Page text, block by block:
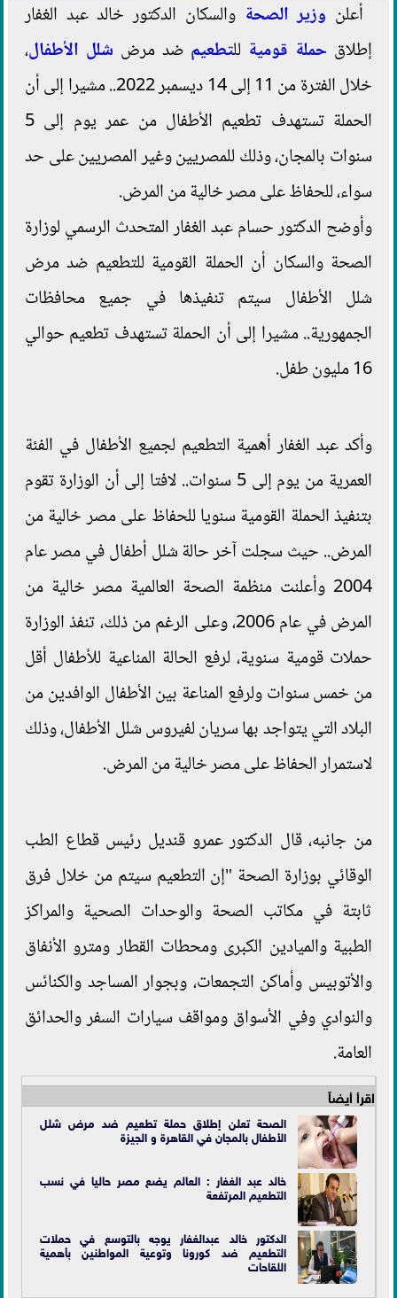
أعلن وزير الصحة والسكان الدكتور خالد عبد الغفار
إطلاق حملة قومية للتطعيم ضد مرض شلل الأطفال،
خلال الفترة من 11 إلى 14 ديسمبر 2022.. مشيرا إلى أن
الحملة تستهدف تطعيم الأطفال من عمر يوم إلى 5
سنوات بالمجان، وذلك للمصريين وغير المصريين على حد
سواء، للحفاظ على مصر خالية من المرض.
وأوضح الدكتور حسام عبد الغفار المتحدث الرسمي لوزارة
الصحة والسكان أن الحملة القومية للتطعيم ضد مرض
شلل الأطفال سيتم تنفيذها في جميع محافظات
الجمهورية.. مشيرا إلى أن الحملة تستهدف تطعيم حوالي
16 مليون طفل.
وأكد عبد الغفار أهمية التطعيم لجميع الأطفال في الفئة
العمرية من يوم إلى 5 سنوات.. لافتا إلى أن الوزارة تقوم
بتنفيذ الحملة القومية سنويا للحفاظ على مصر خالية من
المرض.. حيث سجلت آخر حالة شلل أطفال في مصر عام
2004 وأعلنت منظمة الصحة العالمية مصر خالية من
المرض في عام 2006، وعلى الرغم من ذلك، تنفذ الوزارة
حملات قومية سنوية، لرفع الحالة المناعية للأطفال أقل
من خمس سنوات ولرفع المناعة بين الأطفال الوافدين من
البلاد التي يتواجد بها سريان لفيروس شلل الأطفال، وذلك
لاستمرار الحفاظ على مصر خالية من المرض.
من جانبه، قال الدكتور عمرو قنديل رئيس قطاع الطب
الوقائي بوزارة الصحة "إن التطعيم سيتم من خلال فرق
ثابتة في مكاتب الصحة والوحدات الصحية والمراكز
الطبية والميادين الكبرى ومحطات القطار ومترو الأنفاق
والأتوبيس وأماكن التجمعات، وبجوار المساجد والكنائس
والنوادي وفي الأسواق ومواقف سيارات السفر والحدائق
العامة.
اقرأ أيضاً
الصحة تعلن إطلاق حملة تطعيم ضد مرض شلل
الأطفال بالمجان في القاهرة و الجيزة
خالد عبد الغفار : العالم يضع مصر حاليا في نسب
التطعيم المرتفعة
الدكتور خالد عبدالغفار يوجه بالتوسع في حملات
التطعيم ضد كورونا وتوعية المواطنين بأهمية
اللقاحات